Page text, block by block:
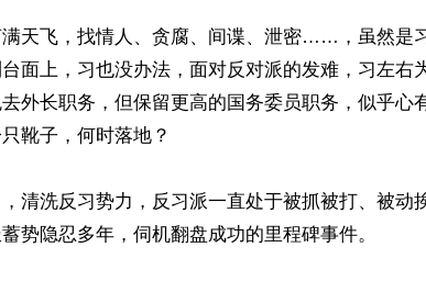
天飞，找情人、贪腐、间谍、泄密……，虽然是
面上，习也没办法，面对反对派的发难，习左右
外长职务，但保留更高的国务委员职务，似乎心
靴子，何时落地？
清洗反习势力，反习派一直处于被抓被打、被动
势隐忍多年，伺机翻盘成功的里程碑事件。